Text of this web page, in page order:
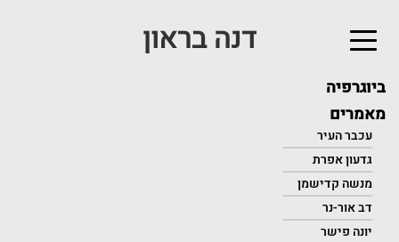
ראשי
דנה בראון
ביוגרפיה
מאמרים
עכבר העיר
גדעון אפרת
מנשה קדישמן
דב אור-נר
יונה פישר